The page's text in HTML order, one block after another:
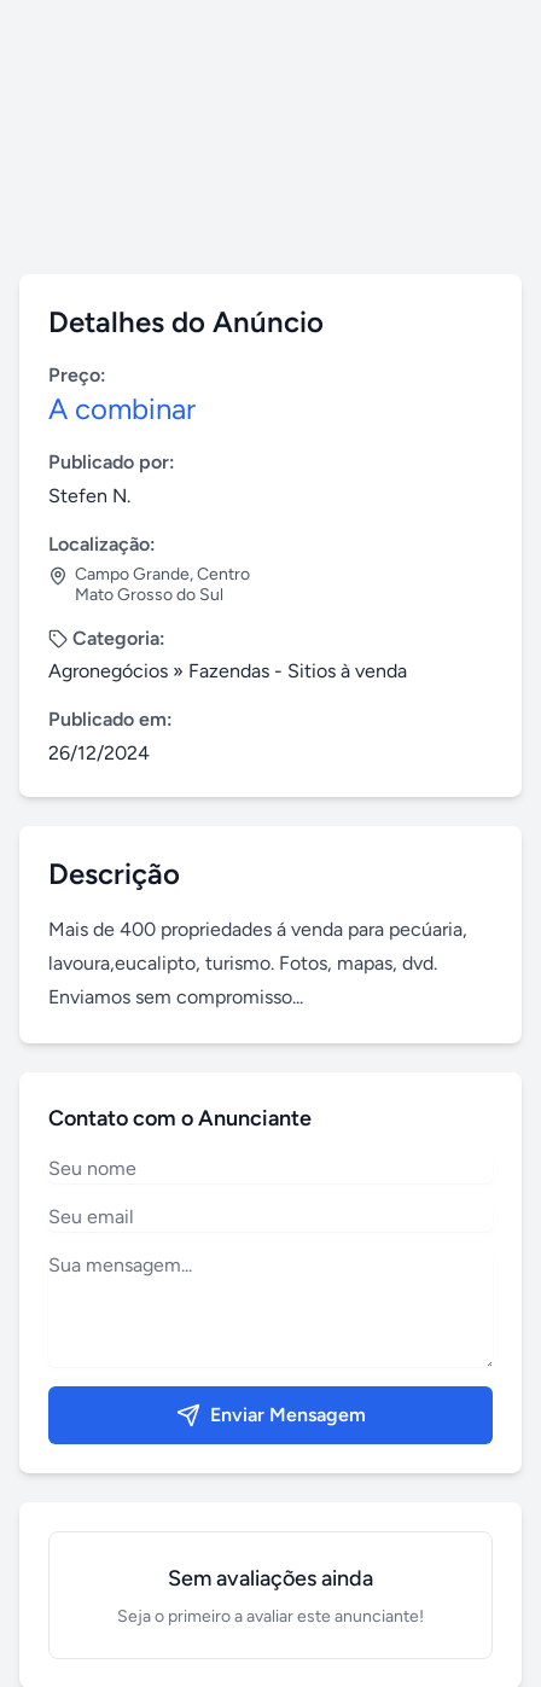
Detalhes do Anúncio
Preço:
A combinar
Publicado por:
Stefen N.
Localização:
Campo Grande,Centro
Mato Grosso do Sul
Categoria:
Agronegócios » Fazendas - Sitios à venda
Publicado em:
26/12/2024
Descrição
Mais de 400 propriedades á venda para pecúaria,
lavoura,eucalipto, turismo. Fotos, mapas, dvd.
Enviamos sem compromisso...
Contato com o Anunciante
Enviar Mensagem
Sem avaliações ainda
Seja o primeiro a avaliar este anunciante!